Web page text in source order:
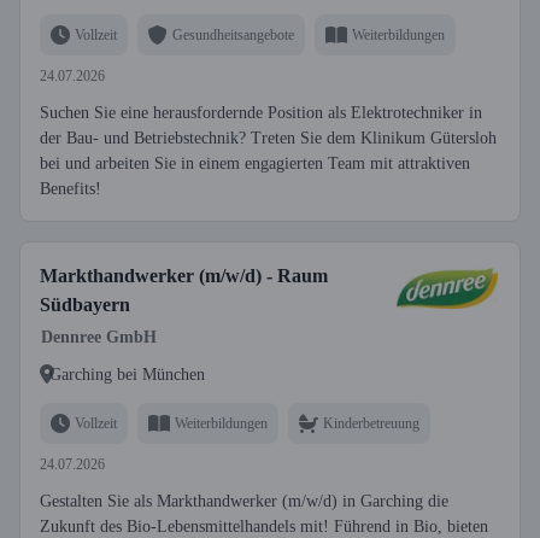
Vollzeit Gesundheitsangebote Weiterbildungen
24.07.2026
Suchen Sie eine herausfordernde Position als Elektrotechniker in
der Bau- und Betriebstechnik? Treten Sie dem Klinikum Gütersloh
bei und arbeiten Sie in einem engagierten Team mit attraktiven
Benefits!
Markthandwerker (m/w/d) - Raum
Südbayern
Dennree GmbH
Garching bei München
Vollzeit Weiterbildungen Kinderbetreuung
24.07.2026
Gestalten Sie als Markthandwerker (m/w/d) in Garching die
Zukunft des Bio-Lebensmittelhandels mit! Führend in Bio, bieten